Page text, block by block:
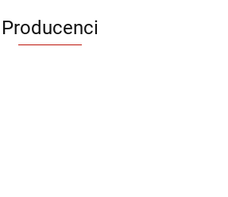
Producenci